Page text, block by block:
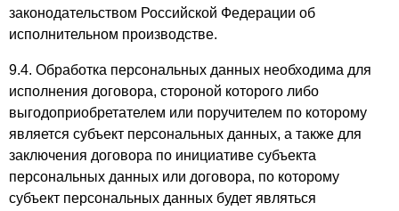
законодательством Российской Федерации об
исполнительном производстве.
9.4. Обработка персональных данных необходима для
исполнения договора, стороной которого либо
выгодоприобретателем или поручителем по которому
является субъект персональных данных, а также для
заключения договора по инициативе субъекта
персональных данных или договора, по которому
субъект персональных данных будет являться